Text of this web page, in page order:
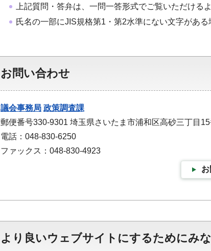
上記質問・答弁は、一問一答形式でご覧いただける
氏名の一部にJIS規格第1・第2水準にない文字があ
お問い合わせ
議会事務局 政策調査課
郵便番号330-9301 埼玉県さいたま市浦和区高砂三丁目
電話：048-830-6250
ファックス：048-830-4923
より良いウェブサイトにするためにみ